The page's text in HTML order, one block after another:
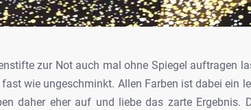
zur Not auch mal ohne Spiegel auftragen
fast wie ungeschminkt. Allen Farben ist dabei ein
daher eher auf und liebe das zarteErgebnis.